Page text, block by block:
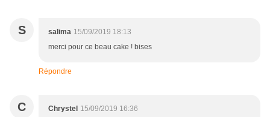
S salima 15/09/2019 18:13
merci pour ce beau cake ! bises
Répondre
C Chrystel 15/09/2019 16:36